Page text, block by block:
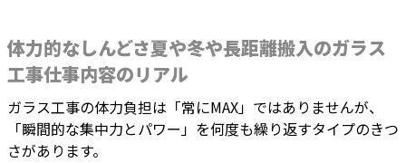
体力的なしんどさ夏や冬や長距離搬入のガラス
工事仕事内容のリアル
ガラス工事の体力負担は「常にMAX」ではありませんが、
「瞬間的な集中力とパワー」を何度も繰り返すタイプのきつ
さがあります。